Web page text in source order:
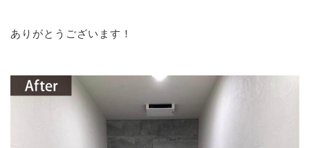
ありがとうございます！